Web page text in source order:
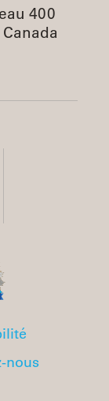
400
nous